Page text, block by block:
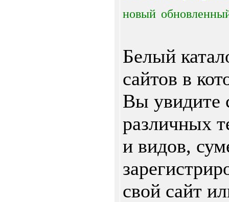
новый
Белый
сайтов в
Вы увидите
различных
и видов,
свой сайт